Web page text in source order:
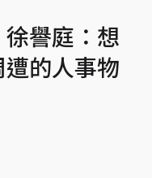
譽庭：想
的人事物